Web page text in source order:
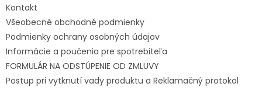
Kontakt
Všeobecné obchodné podmienky
Podmienky ochrany osobných údajov
Informácie a poučenia pre spotrebiteľa
FORMULÁR NA ODSTÚPENIE OD ZMLUVY
Postup pri vytknutí vady produktu a Reklamačný protokol